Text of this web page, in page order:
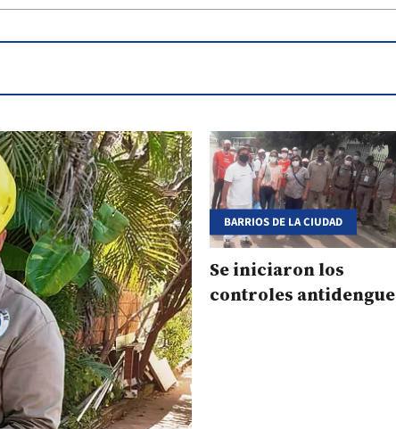
BARRIOS DE LA CIUDAD
Se iniciaron los
controles antidengue